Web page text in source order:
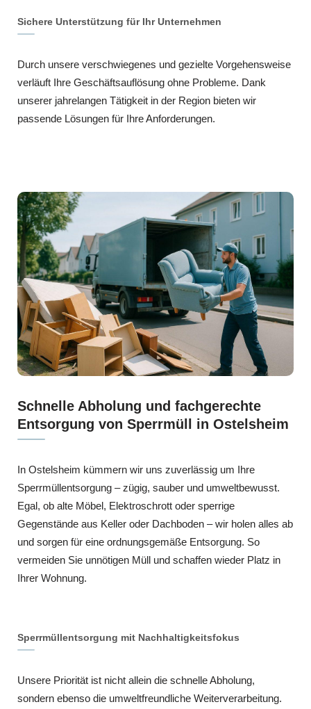
Sichere Unterstützung für Ihr Unternehmen
Durch unsere verschwiegenes und gezielte Vorgehensweise
verläuft Ihre Geschäftsauflösung ohne Probleme. Dank
unserer jahrelangen Tätigkeit in der Region bieten wir
passende Lösungen für Ihre Anforderungen.
Schnelle Abholung und fachgerechte
Entsorgung von Sperrmüll in Ostelsheim
In Ostelsheim kümmern wir uns zuverlässig um Ihre
Sperrmüllentsorgung – zügig, sauber und umweltbewusst.
Egal, ob alte Möbel, Elektroschrott oder sperrige
Gegenstände aus Keller oder Dachboden – wir holen alles ab
und sorgen für eine ordnungsgemäße Entsorgung. So
vermeiden Sie unnötigen Müll und schaffen wieder Platz in
Ihrer Wohnung.
Sperrmüllentsorgung mit Nachhaltigkeitsfokus
Unsere Priorität ist nicht allein die schnelle Abholung,
sondern ebenso die umweltfreundliche Weiterverarbeitung.